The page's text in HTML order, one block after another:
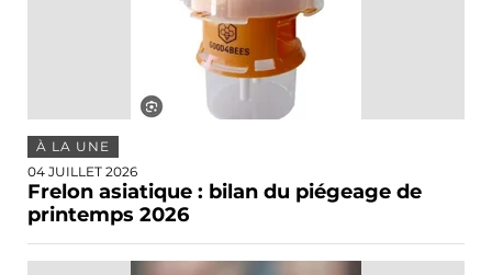
Frelon asiatique : bilan du piégeage de
printemps 2026
04 JUILLET 2026
À LA UNE